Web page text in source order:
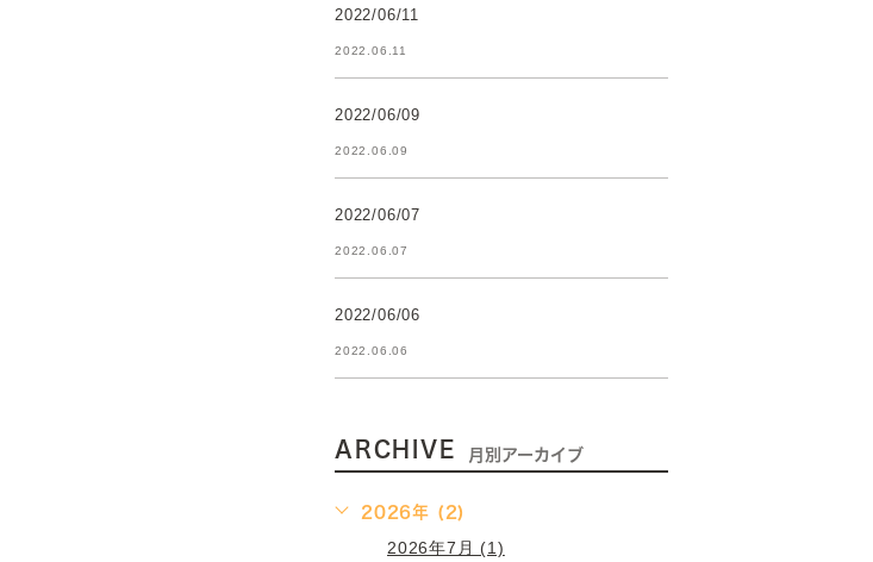
2022/06/11
2022.06.11
2022/06/09
2022.06.09
2022/06/07
2022.06.07
2022/06/06
2022.06.06
ARCHIVE 月別アーカイブ
2026年 (2)
2026年7月 (1)